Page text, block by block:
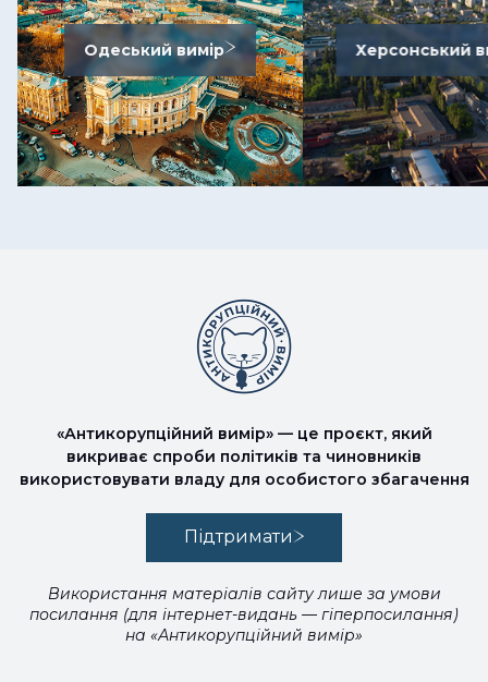
Одеський вимір Херсонський
«Антикорупційний вимір» — це проєкт, який
викриває спроби політиків та чиновників
використовувати владу для особистого збагачення
Підтримати
Використання матеріалів сайту лише за умови
посилання (для інтернет-видань — гіперпосилання)
на «Антикорупційний вимір»